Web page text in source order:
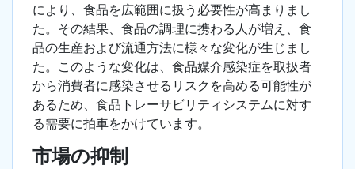
により、食品を広範囲に扱う必要性が高まりまし
た。その結果、食品の調理に携わる人が増え、食
品の生産および流通方法に様々な変化が生じまし
た。このような変化は、食品媒介感染症を取扱者
から消費者に感染させるリスクを高める可能性が
あるため、食品トレーサビリティシステムに対す
る需要に拍車をかけています。
市場の抑制